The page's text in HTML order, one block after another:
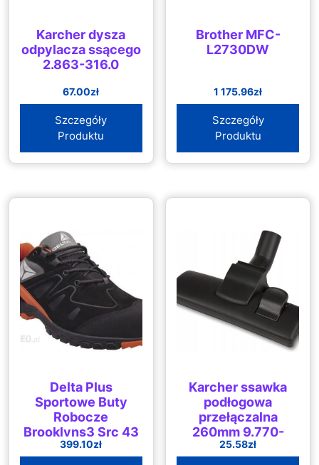
Karcher dysza
odpylacza ssącego
2.863-316.0
67.00zł
Szczegóły
Produktu
Brother MFC-
L2730DW
1 175.96zł
Szczegóły
Produktu
Delta Plus
Sportowe Buty
Robocze
Brooklyns3 Src 43
399.10zł
Karcher ssawka
podłogowa
przełączalna
260mm 9.770-
606.0
25.58zł